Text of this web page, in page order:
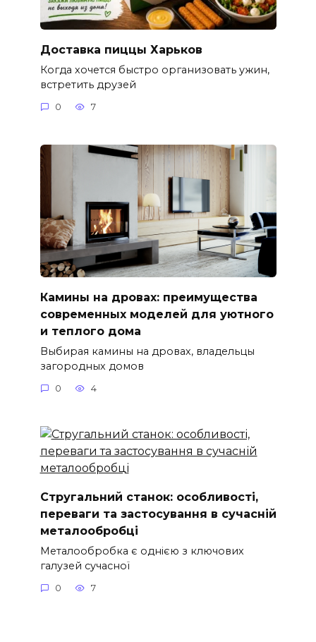
Доставка пиццы Харьков
Когда хочется быстро организовать ужин,
встретить друзей
0 7
Камины на дровах: преимущества
современных моделей для уютного
и теплого дома
Выбирая камины на дровах, владельцы
загородных домов
0 4
Стругальний станок: особливості,
переваги та застосування в сучасній
металообробці
Металообробка є однією з ключових
галузей сучасної
0 7